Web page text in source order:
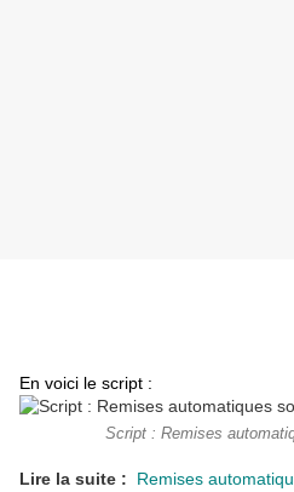
En voici le script :
Script : Remises
Lire la suite : Remises